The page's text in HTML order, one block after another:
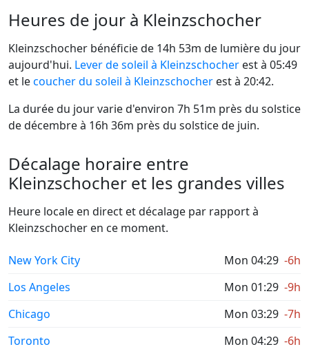
Heures de jour à Kleinzschocher
Kleinzschocher bénéficie de 14h 53m de lumière du jour
aujourd'hui. Lever de soleil à Kleinzschocher est à 05:49
et lecoucher du soleil à Kleinzschocher est à 20:42.
La durée du jour varie d'environ 7h 51m près du solstice
de décembre à 16h 36m près du solstice de juin.
Décalage horaire entre
Kleinzschocher et les grandes villes
Heure locale en direct et décalage par rapport à
Kleinzschocher en ce moment.
New York City Mon 04:29 -6h
Los Angeles
Mon 01:29 -9h
Chicago
Mon 03:29 -7h
Toronto
Mon 04:29 -6h